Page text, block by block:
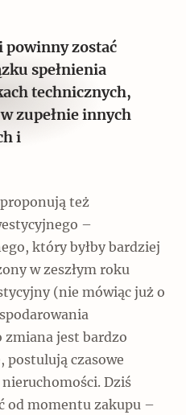
powinny zostać
spełnienia
technicznych,
zupełnie innych
i
też
–
który byłby bardziej
w zeszłym roku
(nie mówiąc już o
jest bardzo
postulują czasowe
Dziś
od momentu zakupu –